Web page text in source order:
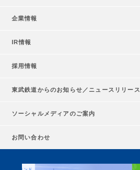
企業情報
IR情報
採用情報
東武鉄道からのお知らせ／ ニュースリリース
ソーシャルメディアのご案内
お問い合わせ